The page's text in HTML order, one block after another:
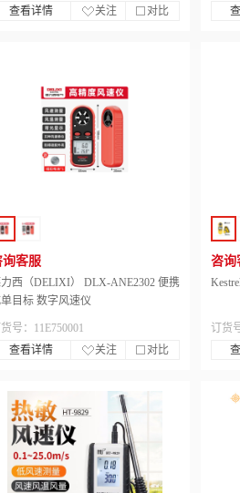
查看详情
关注 对比
询客服
西（DELIXI） DLX-ANE2302 便携
目标 数字风速仪
号：11E750001
查看详情
关注 对比
咨询
订货